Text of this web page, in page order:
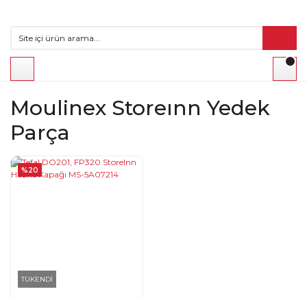
Moulinex Storeınn Yedek
Parça
%20
TÜKENDİ